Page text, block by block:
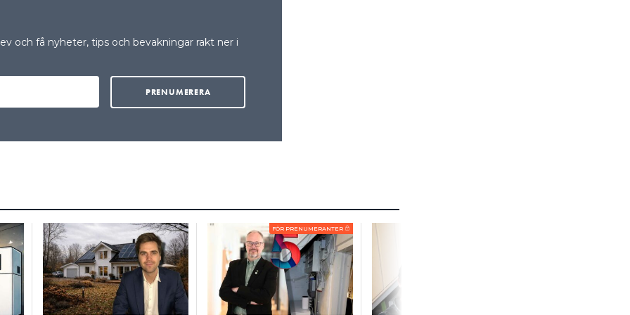
har rätt att tacka nej till avrop. Det
tacka nej till beställningar som beställaren gör
rätt att tacka nej till avrop är det viktigt att ni
kan ge. Det kan exempelvis framgå av
någon annan påföljd. Det är med andra ord
FÖR MATERIALPRISHÖJNINGARNA
har tillgång till entreprenadjuridisk
och få nyheter, tips och bevakningar rakt ner i
FÖR PRENUMERANTER